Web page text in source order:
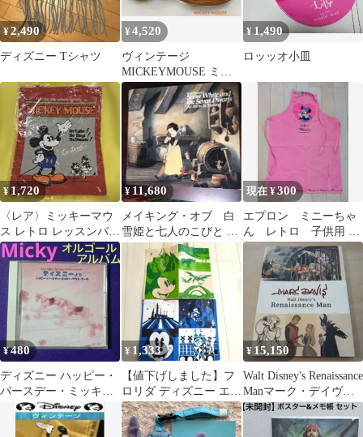
¥2,490
ディズニー Tシャツ
¥4,520
ヴィンテージ
MICKEYMOUSE ミッ
キーマウス ベルト 中古
品
¥1,490
ロッッオ小皿
¥ 1,720
〈レア〉ミッキーマウ
ス レトロ レッスンバッ
グ レトロミッキー
¥ 11,680
メイキング・オブ 白
雪姫と七人のこびと デ
ィズニー 英語 大型
現在 ¥300
エプロン ミニーちゃ
ん レトロ 子供用 デ
ィズニー
WALTDISNEY
¥480
ディズニー ハッピー・
バースデー・ミッキー
マウス・マーチ
【CD】Disney
¥ 1,333
【値下げしました】フ
ロリダ ディズニー エコ
バッグ2枚セット
¥ 15,150
Walt Disney's Renaissance
Manマーク・デイヴィ
ス